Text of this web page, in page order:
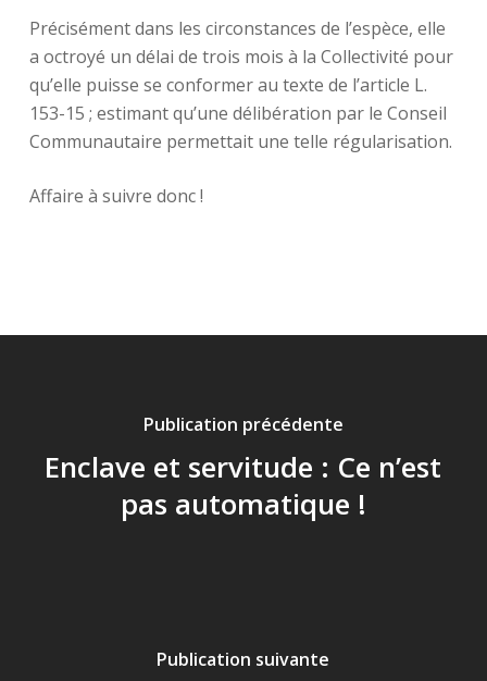
Précisément dans les circonstances de l’espèce, elle
a octroyé un délai de trois mois à la Collectivité pour
qu’elle puisse se conformer au texte de l’article L.
153-15 ; estimant qu’une délibération par le Conseil
Communautaire permettait une telle régularisation.
Affaire à suivre donc !
Publication précédente
Enclave et servitude : Ce n’est
pas automatique !
Publication suivante